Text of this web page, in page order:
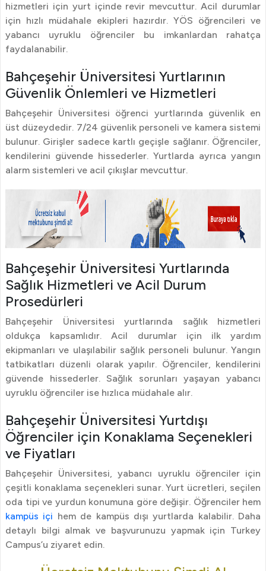
hizmetleri için yurt içinde revir mevcuttur. Acil durumlar
için hızlı müdahale ekipleri hazırdır. YÖS öğrencileri ve
yabancı uyruklu öğrenciler bu imkanlardan rahatça
faydalanabilir.
Bahçeşehir Üniversitesi Yurtlarının
Güvenlik Önlemleri ve Hizmetleri
Bahçeşehir Üniversitesi öğrenci yurtlarında güvenlik en
üst düzeydedir. 7/24 güvenlik personeli ve kamera sistemi
bulunur. Girişler sadece kartlı geçişle sağlanır. Öğrenciler,
kendilerini güvende hissederler. Yurtlarda ayrıca yangın
alarm sistemleri ve acil çıkışlar mevcuttur.
Bahçeşehir Üniversitesi Yurtlarında
Sağlık Hizmetleri ve Acil Durum
Prosedürleri
Bahçeşehir Üniversitesi yurtlarında sağlık hizmetleri
oldukça kapsamlıdır. Acil durumlar için ilk yardım
ekipmanları ve ulaşılabilir sağlık personeli bulunur. Yangın
tatbikatları düzenli olarak yapılır. Öğrenciler, kendilerini
güvende hissederler. Sağlık sorunları yaşayan yabancı
uyruklu öğrenciler ise hızlıca müdahale alır.
Bahçeşehir Üniversitesi Yurtdışı
Öğrenciler için Konaklama Seçenekleri
ve Fiyatları
Bahçeşehir Üniversitesi, yabancı uyruklu öğrenciler için
çeşitli konaklama seçenekleri sunar. Yurt ücretleri, seçilen
oda tipi ve yurdun konumuna göre değişir. Öğrenciler hem
kampüs içi hem de kampüs dışı yurtlarda kalabilir. Daha
detaylı bilgi almak ve başvurunuzu yapmak için Turkey
Campus’u ziyaret edin.